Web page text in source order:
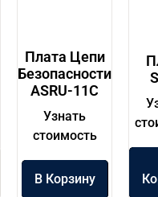
Плата Цепи
Безопасности
ASRU-11C
Узнать
стоимость
В Корзину